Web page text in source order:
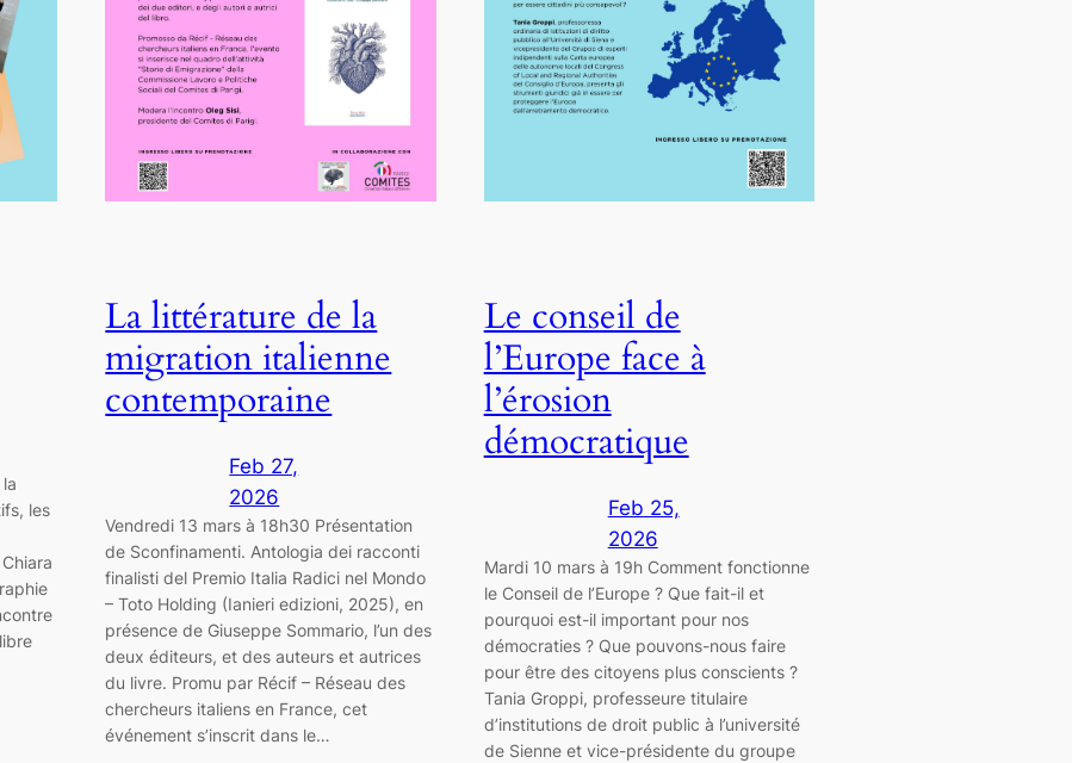
les
La littérature de la
migration italienne
contemporaine
Feb 27,
2026
Vendredi 13 mars à 18h30 Présentation
de Sconfinamenti. Antologia dei racconti
finalisti del Premio Italia Radici nel Mondo
– Toto Holding (Ianieri edizioni, 2025), en
présence de Giuseppe Sommario, l’un des
deux éditeurs, et des auteurs et autrices
du livre. Promu par Récif – Réseau des
chercheurs italiens en France, cet
événement s’inscrit dans le…
Le conseil de
l’Europe face à
l’érosion
démocratique
Feb 25,
2026
Mardi 10 mars à 19h Comment fonctionne
le Conseil de l’Europe ? Que fait-il et
pourquoi est-il important pour nos
démocraties ? Que pouvons-nous faire
pour être des citoyens plus conscients ?
Tania Groppi, professeure titulaire
d’institutions de droit public à l’université
de Sienne et vice-présidente du groupe